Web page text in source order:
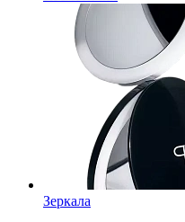
Зеркала